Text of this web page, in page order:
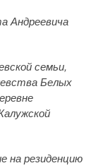
Андреевича
семьи,
Белых
на резиденцию